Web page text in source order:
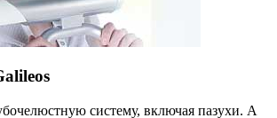
систему, включая пазухи. А